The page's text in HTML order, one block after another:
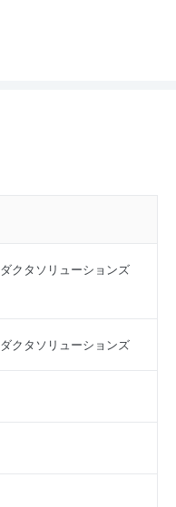
クタソリューションズ
クタソリューションズ